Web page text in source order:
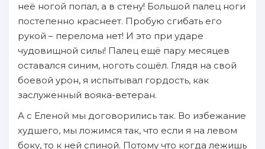
неё ногой попал, а в стену! Большой палец ноги
постепенно краснеет. Пробую сгибать его
рукой – перелома нет! И это при ударе
чудовищной силы! Палец ещё пару месяцев
оставался синим, ноготь сошёл. Глядя на свой
боевой урон, я испытывал гордость, как
заслуженный вояка-ветеран.
А с Еленой мы договорились так. Во избежание
худшего, мы ложимся так, что если я на левом
боку, то к ней спиной. Потому что когда лежишь